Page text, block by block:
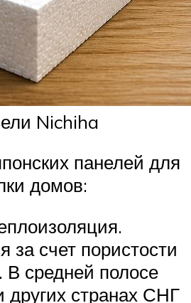
Nichiha
панелей для
домов:
за счет пористости
В средней полосе
других странах СНГ